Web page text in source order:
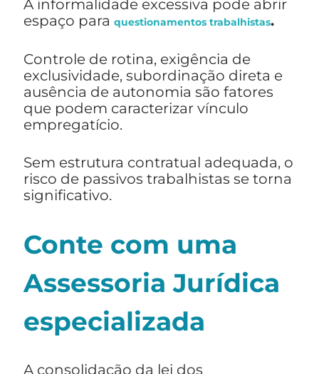
A informalidade excessiva pode abrir
espaço para questionamentos trabalhistas.
Controle de rotina, exigência de
exclusividade, subordinação direta e
ausência de autonomia são fatores
que podem caracterizar vínculo
empregatício.
Sem estrutura contratual adequada, o
risco de passivos trabalhistas se torna
significativo.
Conte com uma
Assessoria Jurídica
especializada
A consolidação da lei dos